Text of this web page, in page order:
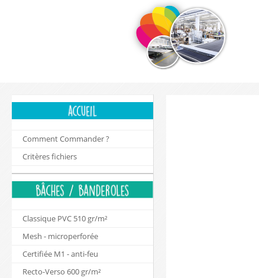
Comment Commander ?
Critères fichiers
Classique PVC 510 gr/m²
Mesh - microperforée
Certifiée M1 - anti-feu
Recto-Verso 600 gr/m²